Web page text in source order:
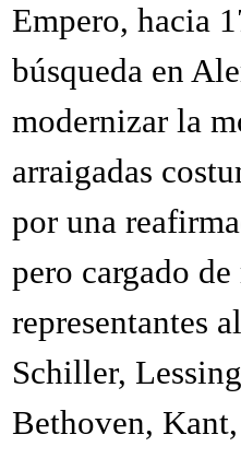
Empero, hacia
búsqueda en
modernizar la
arraigadas
por una
pero cargado
representantes
Schiller,
Bethoven,